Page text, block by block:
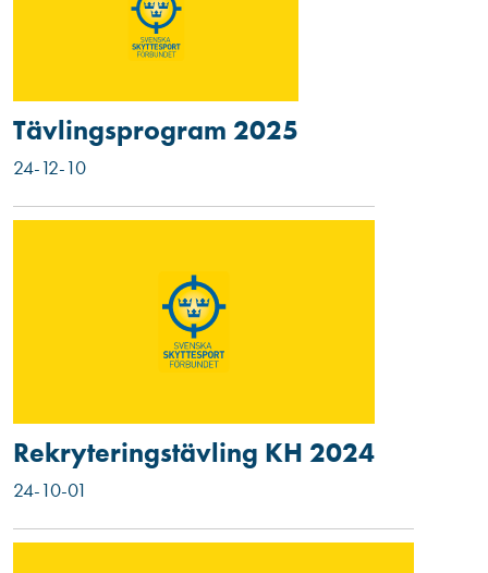
Tävlingsprogram 2025
24-12-10
Rekryteringstävling KH 2024
24-10-01